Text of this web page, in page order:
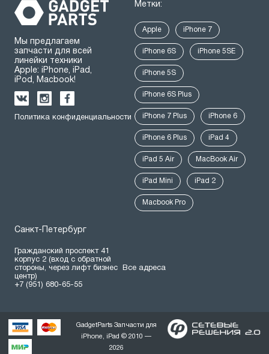
Мы предлагаем
запчасти для всей
линейки техники
Apple: iPhone, iPad,
iPod, Macbook!
Политика конфиденциальности
Метки:
Apple iPhone 7
iPhone 6S iPhone 5SE
iPhone 5S
iPhone 6S Plus
iPhone 7 Plus iPhone 6
iPhone 6 Plus iPad 4
iPad 5 Air MacBook Air
iPad Mini iPad 2
Macbook Pro
Санкт-Петербург
Гражданский проспект 41
корпус 2 (вход с обратной
стороны, через лифт бизнес
центр)
+7 (951) 680-65-55
Все адреса
GadgetParts Запчасти для
iPhone, iPad © 2010 —
2026